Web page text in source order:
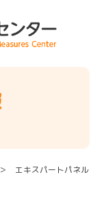
エキスパートパネル